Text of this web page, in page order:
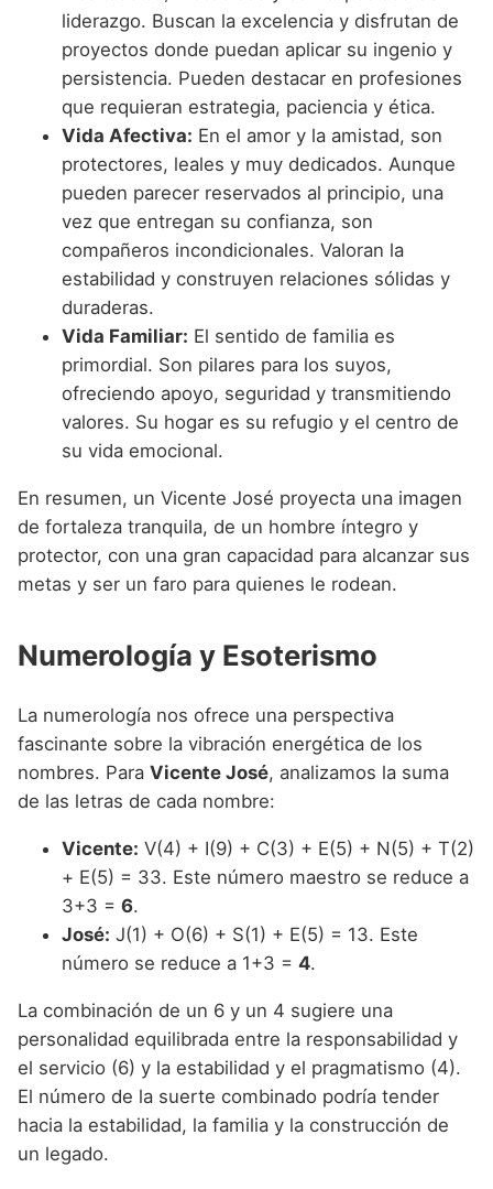
liderazgo. Buscan la excelencia y disfrutan de
proyectos donde puedan aplicar su ingenio y
persistencia. Pueden destacar en profesiones
que requieran estrategia, paciencia y ética.
Vida Afectiva: En el amor y la amistad, son
protectores, leales y muy dedicados. Aunque
pueden parecer reservados al principio, una
vez que entregan su confianza, son
compañeros incondicionales. Valoran la
estabilidad y construyen relaciones sólidas y
duraderas.
Vida Familiar: El sentido de familia es
primordial. Son pilares para los suyos,
ofreciendo apoyo, seguridad y transmitiendo
valores. Su hogar es su refugio y el centro de
su vida emocional.
En resumen, un Vicente José proyecta una imagen
de fortaleza tranquila, de un hombre íntegro y
protector, con una gran capacidad para alcanzar sus
metas y ser un faro para quienes le rodean.
Numerología y Esoterismo
La numerología nos ofrece una perspectiva
fascinante sobre la vibración energética de los
nombres. Para Vicente José, analizamos la suma
de las letras de cada nombre:
Vicente: V(4) + I(9) + C(3) + E(5) + N(5) + T(2)
+ E(5) = 33. Este número maestro se reduce a
3+3 = 6.
José: J(1) + O(6) + S(1) + E(5) = 13. Este
número se reduce a 1+3 = 4.
La combinación de un 6 y un 4 sugiere una
personalidad equilibrada entre la responsabilidad y
el servicio (6) y la estabilidad y el pragmatismo (4).
El número de la suerte combinado podría tender
hacia la estabilidad, la familia y la construcción de
un legado.